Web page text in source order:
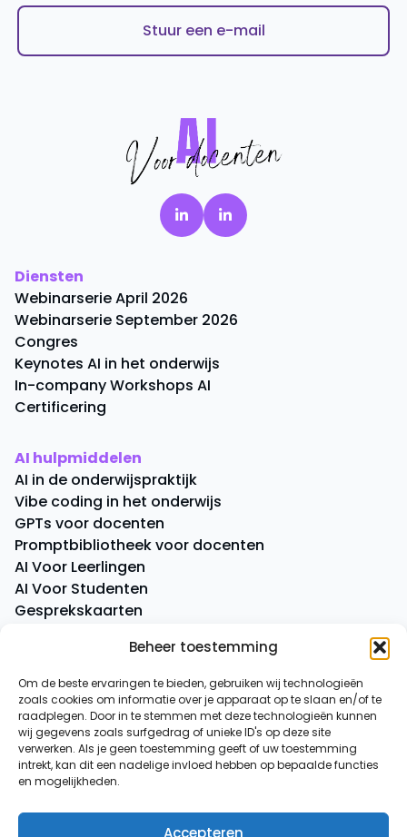
Beheer toestemming
Om de beste ervaringen te bieden, gebruiken wij technologieën
zoals cookies om informatie over je apparaat op te slaan en/of te
raadplegen. Door in te stemmen met deze technologieën kunnen
wij gegevens zoals surfgedrag of unieke ID's op deze site
verwerken. Als je geen toestemming geeft of uw toestemming
intrekt, kan dit een nadelige invloed hebben op bepaalde functies
en mogelijkheden.
Accepteren
Stuur een e-mail
Diensten
Webinarserie April 2026
Webinarserie September 2026
Congres
Keynotes AI in het onderwijs
In-company Workshops AI
Certificering
AI hulpmiddelen
AI in de onderwijspraktijk
Vibe coding in het onderwijs
GPTs voor docenten
Promptbibliotheek voor docenten
AI Voor Leerlingen
AI Voor Studenten
Gesprekskaarten
Overige
AI-spiekbriefje
AI-tussenuurtje
Over ons
Contact